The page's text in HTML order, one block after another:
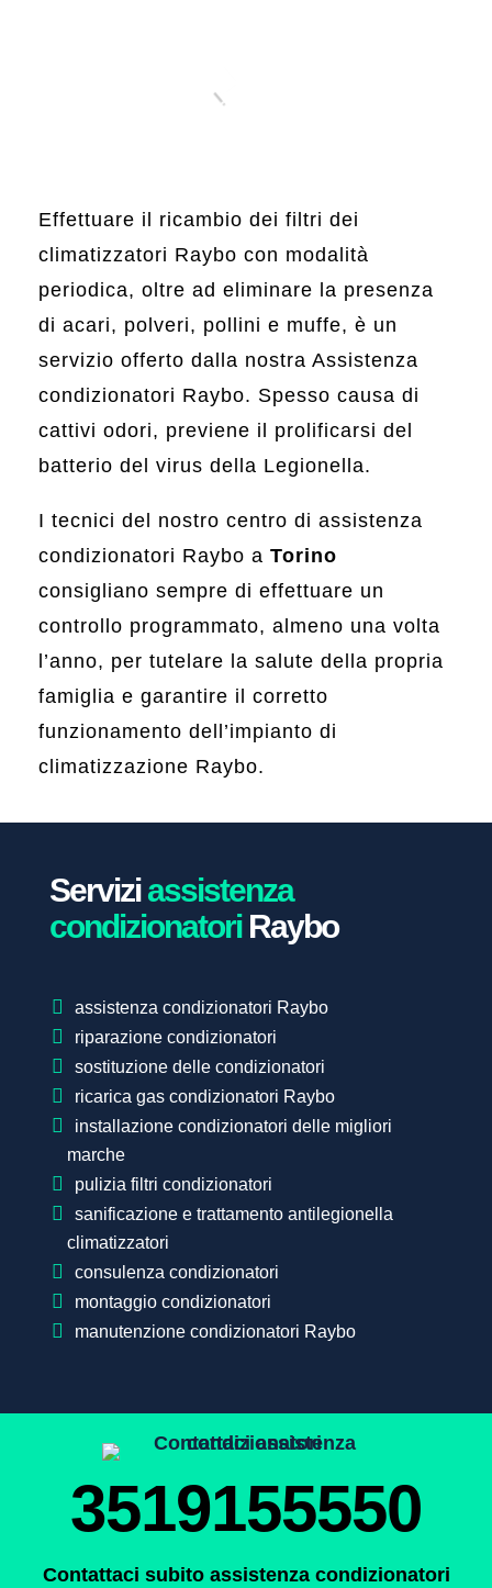
Effettuare il ricambio dei filtri dei
climatizzatori Raybo con modalità
periodica, oltre ad eliminare la presenza
di acari, polveri, pollini e muffe, è un
servizio offerto dalla nostra Assistenza
condizionatori Raybo. Spesso causa di
cattivi odori, previene il prolificarsi del
batterio del virus della Legionella.
I tecnici del nostro centro di assistenza
condizionatori Raybo a Torino
consigliano sempre di effettuare un
controllo programmato, almeno una volta
l’anno, per tutelare la salute della propria
famiglia e garantire il corretto
funzionamento dell’impianto di
climatizzazione Raybo.
Serviziassistenza
condizionatoriRaybo
assistenza condizionatori Raybo
riparazione condizionatori
sostituzione delle condizionatori
ricarica gas condizionatori Raybo
installazione condizionatori delle migliori
marche
pulizia filtri condizionatori
sanificazione e trattamento antilegionella
climatizzatori
consulenza condizionatori
montaggio condizionatori
manutenzione condizionatori Raybo
3519155550
Contattaci subito assistenza condizionatori